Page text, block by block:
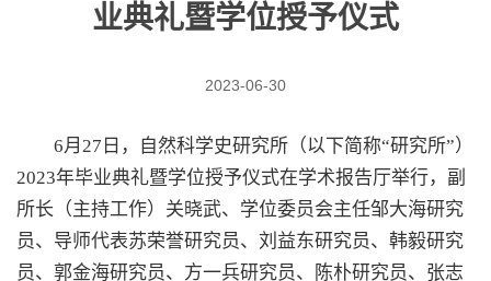
业典礼暨学位授予仪式
2023-06-30
6月27日，自然科学史研究所（以下简称“研究所”）
2023年毕业典礼暨学位授予仪式在学术报告厅举行，副
所长（主持工作）关晓武、学位委员会主任邹大海研究
员、导师代表苏荣誉研究员、刘益东研究员、韩毅研究
员、郭金海研究员、方一兵研究员、陈朴研究员、张志